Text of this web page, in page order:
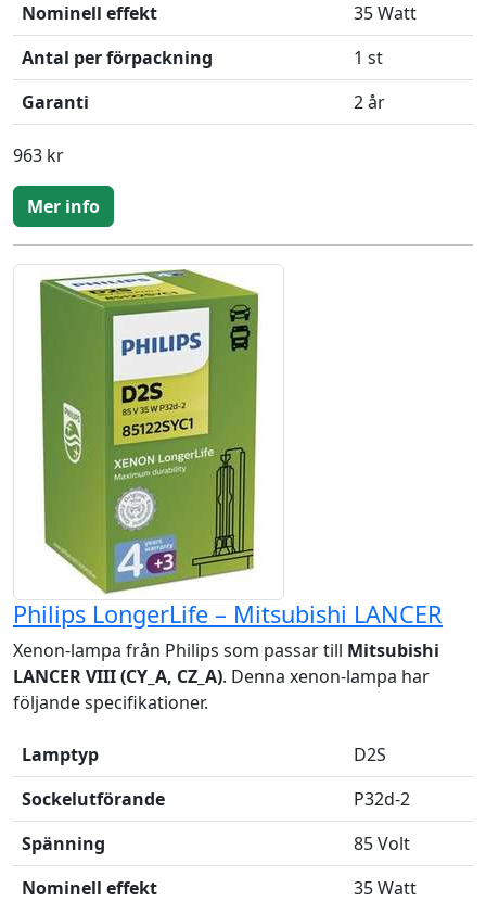
Nominell effekt
35 Watt
Antal per förpackning
1 st
Garanti
2 år
963 kr
Mer info
Philips LongerLife – Mitsubishi LANCER
Xenon-lampa från Philips som passar till Mitsubishi
LANCER VIII (CY_A, CZ_A). Denna xenon-lampa har
följande specifikationer.
Lamptyp
D2S
Sockelutförande
P32d-2
Spänning
85 Volt
Nominell effekt
35 Watt